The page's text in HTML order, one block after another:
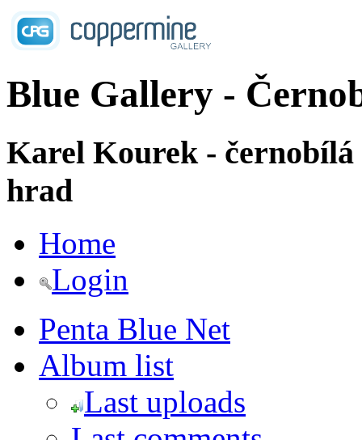
Blue Gallery -
Karel Kourek -
hrad
Home
Login
Penta Blue Net
Album list
Last uploads